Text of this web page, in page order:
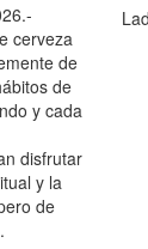
cerveza
de
de
y cada
disfrutar
y la
de